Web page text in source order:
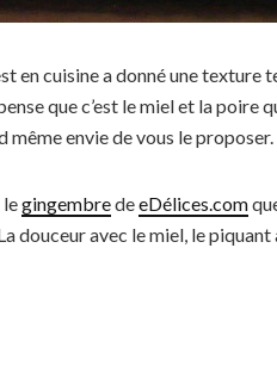
en cuisine a donné une texture
que c’est le miel et la poire
même envie de vous le proposer.
legingembredeeDélices.com
douceur avec le miel, le